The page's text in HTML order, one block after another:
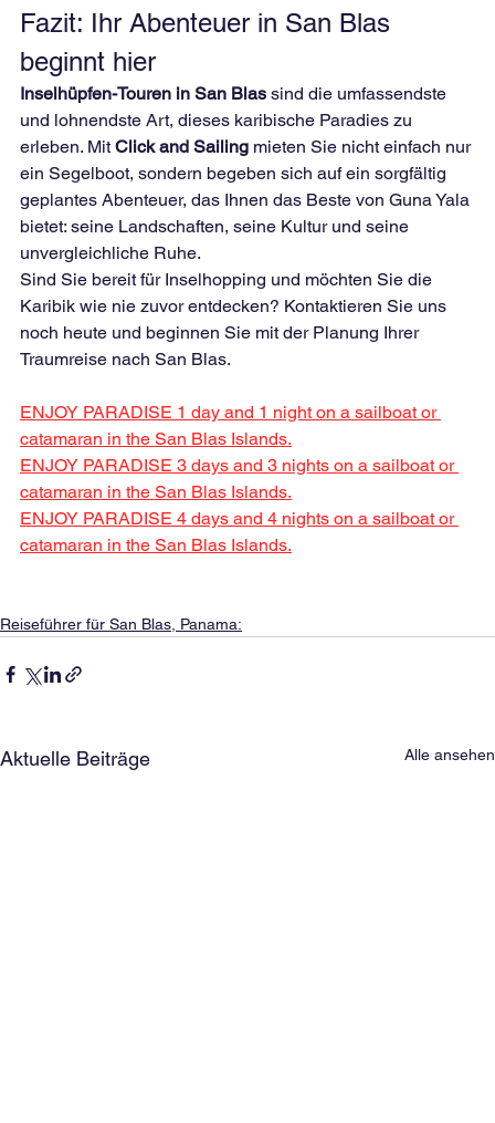
Fazit: Ihr Abenteuer in San Blas
beginnt hier
Inselhüpfen-Touren in San Blas sind die umfassendste
und lohnendste Art, dieses karibische Paradies zu
erleben. Mit Click and Sailing mieten Sie nicht einfach nur
ein Segelboot, sondern begeben sich auf ein sorgfältig
geplantes Abenteuer, das Ihnen das Beste von Guna Yala
bietet: seine Landschaften, seine Kultur und seine
unvergleichliche Ruhe.
Sind Sie bereit für Inselhopping und möchten Sie die
Karibik wie nie zuvor entdecken? Kontaktieren Sie uns
noch heute und beginnen Sie mit der Planung Ihrer
Traumreise nach San Blas.
ENJOY PARADISE 1 day and 1 night on a sailboat or
catamaran in the San Blas Islands.
ENJOY PARADISE 3 days and 3 nights on a sailboat or
catamaran in the San Blas Islands.
ENJOY PARADISE 4 days and 4 nights on a sailboat or
catamaran in the San Blas Islands.
Reiseführer für San Blas, Panama:
Aktuelle Beiträge Alle ansehen